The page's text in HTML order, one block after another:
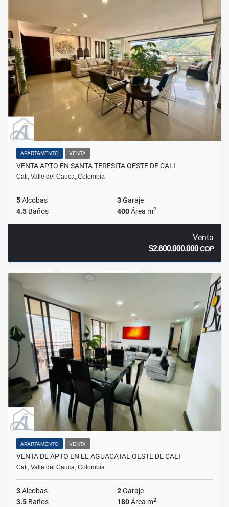
APARTAMENTO VENTA
VENTA APTO EN SANTA TERESITA OESTE DE CALI
Cali, Valle del Cauca, Colombia
5Alcobas 3Garaje
4.5 Baños 400Área m2
Venta
$2.600.000.000COP
APARTAMENTO VENTA
VENTA DE APTO EN EL AGUACATAL OESTE DE CALI
Cali, Valle del Cauca, Colombia
3Alcobas 2Garaje
3.5 Baños 180Área m2